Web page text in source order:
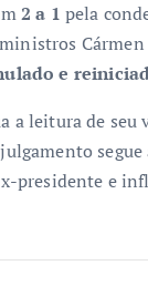
2 a 1 pela
e
a leitura de
presidente e